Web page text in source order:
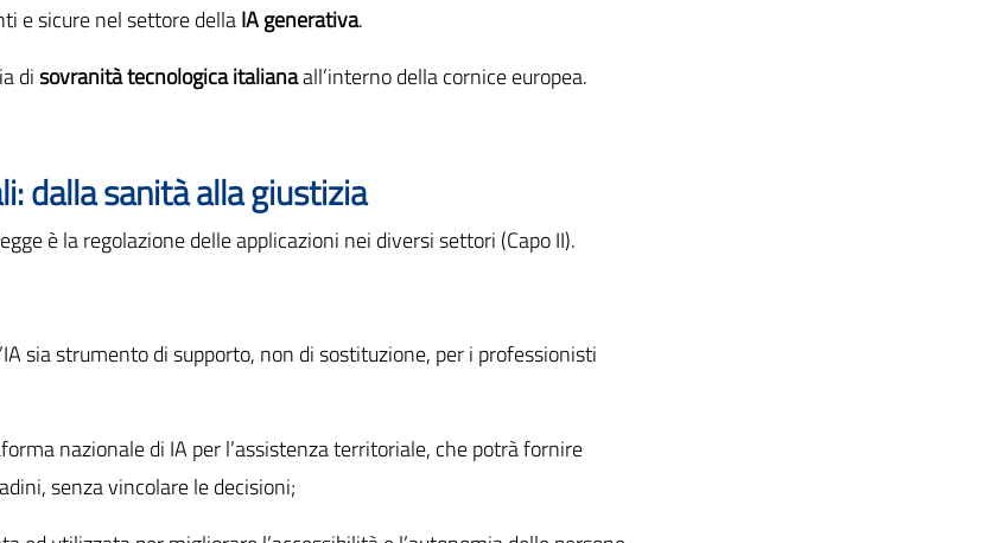
e sicure nel settore dellaIA generativa.
disovranità tecnologica italianaall’interno della cornice europea.
dalla sanità alla giustizia
è la regolazione delle applicazioni nei diversi settori (Capo II).
sia strumento di supporto, non di sostituzione, per i professionisti
nazionale di IA per l’assistenza territoriale, che potrà fornire
senza vincolare le decisioni;